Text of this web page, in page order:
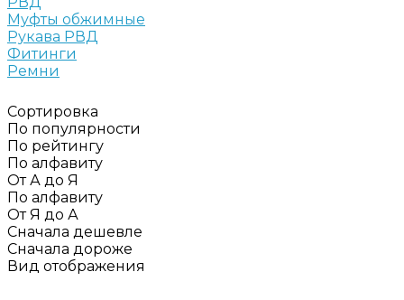
Муфты обжимные
Рукава РВД
Фитинги
Ремни
Сортировка
По популярности
По рейтингу
По алфавиту
От А до Я
По алфавиту
От Я до А
Сначала дешевле
Сначала дороже
Вид отображения